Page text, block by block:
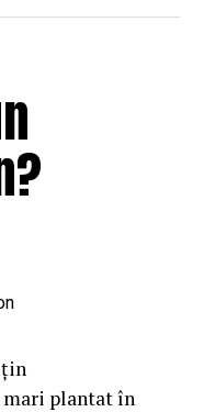
mari plantat în